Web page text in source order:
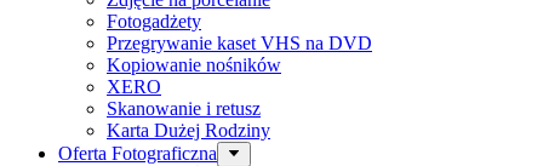
Fotogadżety
Przegrywanie kaset VHS na DVD
Kopiowanie nośników
XERO
Skanowanie i retusz
Karta Dużej Rodziny
Oferta Fotograficzna